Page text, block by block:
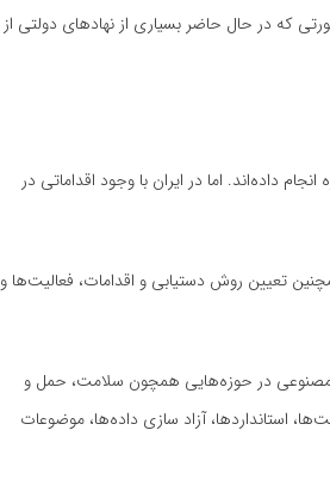
مصنوعی در دولت و صنعت در افق سال 1410 صحبت شده در صورتی که در حال حاضر بسیاری از نهادهای دولتی از
داده‌اند. اما در ایران با وجود اقداماتی در
تعیین روش دستیابی و اقدامات، فعالیت‌ها و
در حوزه‌هایی همچون سلامت، حمل و
آزاد سازی داده‌ها، موضوعات